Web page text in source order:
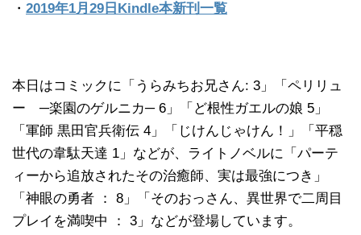
・ 2019年1月29日Kindle本新刊一覧
本日はコミックに「うらみちお兄さん: 3」「ペリリュ
ー ─楽園のゲルニカ─ 6」「ど根性ガエルの娘 5」
「軍師 黒田官兵衛伝 4」「じけんじゃけん！」「平穏
世代の韋駄天達 1」などが、ライトノベルに「パーテ
ィーから追放されたその治癒師、実は最強につき」
「神眼の勇者 ： 8」「そのおっさん、異世界で二周目
プレイを満喫中 ： 3」などが登場しています。